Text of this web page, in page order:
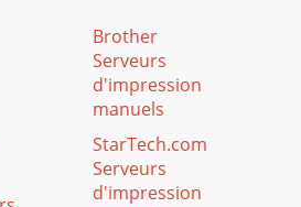
Brother
Serveurs
d'impression
manuels
StarTech.com
Serveurs
d'impression